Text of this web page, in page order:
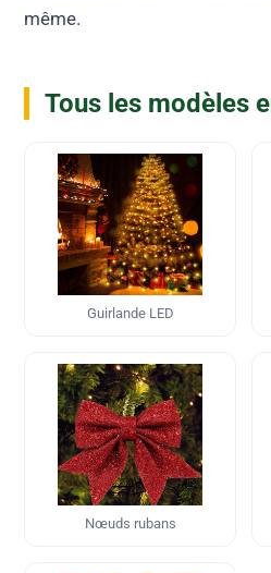
même.
Tous les modèles
Guirlande LED
Nœuds rubans